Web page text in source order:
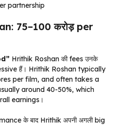
partnership
₹75–100 करोड़ per
Hrithik Roshan की fees उनके
हैं। Hrithik Roshan typically
per film, and often takes a
around 40-50%, which
earnings।
के बाद Hrithik अपनी अगली big